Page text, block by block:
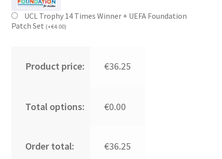
UCL Trophy 14 Times Winner + UEFA Foundation
Patch Set (+€4.00)
Product price: €36.25
Total options: €0.00
Order total: €36.25